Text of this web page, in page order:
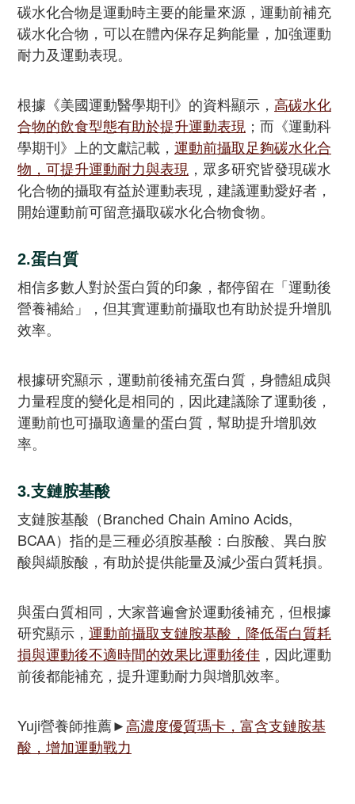
碳水化合物是運動時主要的能量來源，運動前補充
碳水化合物，可以在體內保存足夠能量，加強運動
耐力及運動表現。
根據《美國運動醫學期刊》的資料顯示， 高碳水化
合物的飲食型態有助於提升運動表現 ；而《運動科
學期刊》上的文獻記載， 運動前攝取足夠碳水化合
物，可提升運動耐力與表現 ，眾多研究皆發現碳水
化合物的攝取有益於運動表現，建議運動愛好者，
開始運動前可留意攝取碳水化合物食物。
2.蛋白質
相信多數人對於蛋白質的印象，都停留在「運動後
營養補給」，但其實運動前攝取也有助於提升增肌
效率。
根據研究顯示，運動前後補充蛋白質，身體組成與
力量程度的變化是相同的，因此建議除了運動後，
運動前也可攝取適量的蛋白質，幫助提升增肌效
率。
3.支鏈胺基酸
支鏈胺基酸（Branched Chain Amino Acids,
BCAA）指的是三種必須胺基酸：白胺酸、異白胺
酸與纈胺酸，有助於提供能量及減少蛋白質耗損。
與蛋白質相同，大家普遍會於運動後補充，但根據
研究顯示， 運動前攝取支鏈胺基酸，降低蛋白質耗
損與運動後不適時間的效果比運動後佳 ，因此運動
前後都能補充，提升運動耐力與增肌效率。
Yuji營養師推薦►高濃度優質瑪卡，富含支鏈胺基
酸，增加運動戰力